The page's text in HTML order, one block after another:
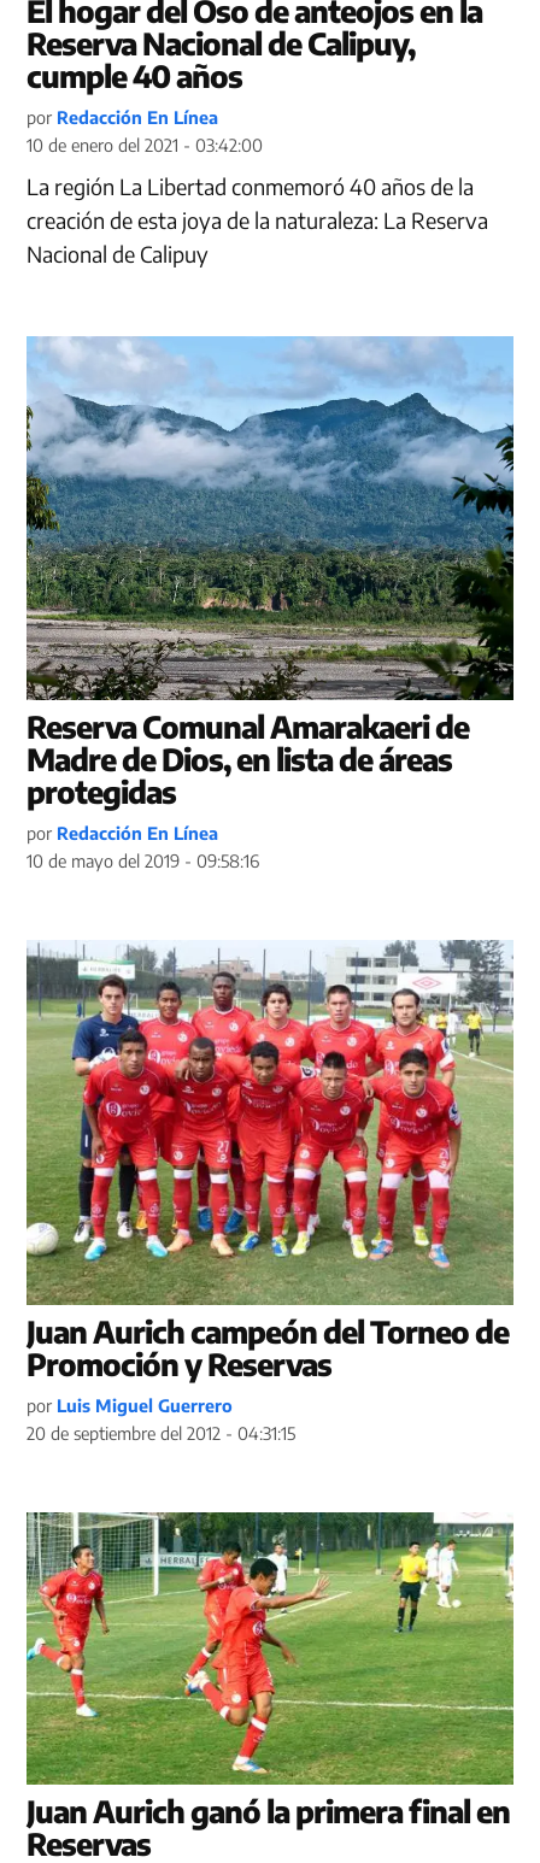
El hogar del Oso de anteojos en la
Reserva Nacional de Calipuy,
cumple 40 años
por Redacción En Línea
10 de enero del 2021 - 03:42:00
La región La Libertad conmemoró 40 años de la
creación de esta joya de la naturaleza: La Reserva
Nacional de Calipuy
Reserva Comunal Amarakaeri de
Madre de Dios, en lista de áreas
protegidas
por Redacción En Línea
10 de mayo del 2019 - 09:58:16
Juan Aurich campeón del Torneo de
Promoción y Reservas
por Luis Miguel Guerrero
20 de septiembre del 2012 - 04:31:15
Juan Aurich ganó la primera final en
Reservas